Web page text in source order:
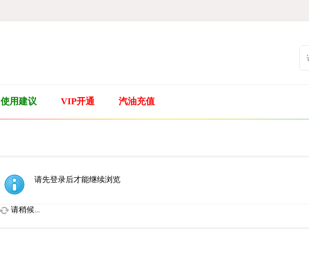
使用建议 VIP开通 汽油充值
请先登录后才能继续浏览
请稍候...